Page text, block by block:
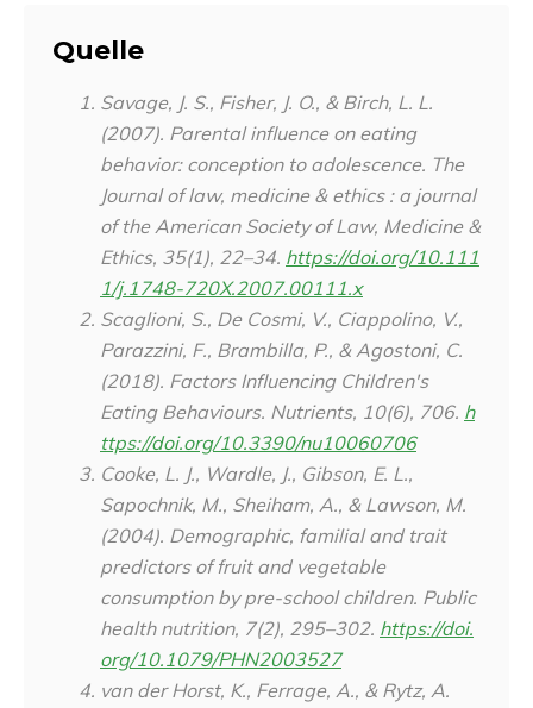
Quelle
Savage, J. S., Fisher, J. O., & Birch, L. L.
(2007). Parental influence on eating
behavior: conception to adolescence. The
Journal of law, medicine & ethics : a journal
of the American Society of Law, Medicine &
Ethics, 35(1), 22–34. https://doi.org/10.111
1/j.1748-720X.2007.00111.x
Scaglioni, S., De Cosmi, V., Ciappolino, V.,
Parazzini, F., Brambilla, P., & Agostoni, C.
(2018). Factors Influencing Children's
Eating Behaviours. Nutrients, 10(6), 706. h
ttps://doi.org/10.3390/nu10060706
Cooke, L. J., Wardle, J., Gibson, E. L.,
Sapochnik, M., Sheiham, A., & Lawson, M.
(2004). Demographic, familial and trait
predictors of fruit and vegetable
consumption by pre-school children. Public
health nutrition, 7(2), 295–302. https://doi.
org/10.1079/PHN2003527
van der Horst, K., Ferrage, A., & Rytz, A.